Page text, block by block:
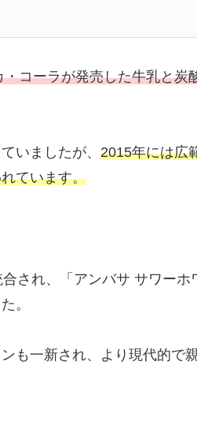
コーラが発売した牛乳と炭
いましたが、 2015年には広
ています。
され、「アンバサ サワー
。
も一新され、より現代的で